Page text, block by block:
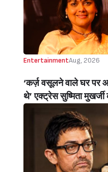
Handloom Day)
EntertainmentAug, 2026
‘कर्ज़ वसूलने वाले घर पर
थे’ एक्ट्रेस सुष्मिता
करोड़ का कर्ज उतारने के
C ग्रेड फिल्में, बोलीं- ‘मैंने
थी’ (‘I Sold My Soul’
Sushmita Mukherjee
C-Grade Films To